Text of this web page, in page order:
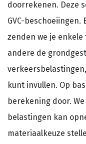
doorrekenen. Deze
GVC-
zenden we je
andere de
kunt invullen. Op
berekening door.
belastingen kan
materiaalkeuze